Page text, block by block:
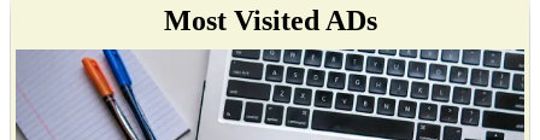
Most Visited ADs